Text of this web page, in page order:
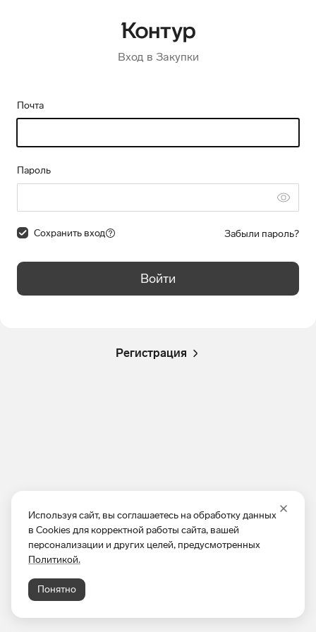
Используя сайт, вы соглашаетесь на обработку данных
в Cookies для корректной работы сайта, вашей
персонализации и других целей, предусмотренных
Политикой.
Понятно
Вход в Закупки
Почта
Пароль
Сохранить вход Забыли пароль?
Войти
Регистрация